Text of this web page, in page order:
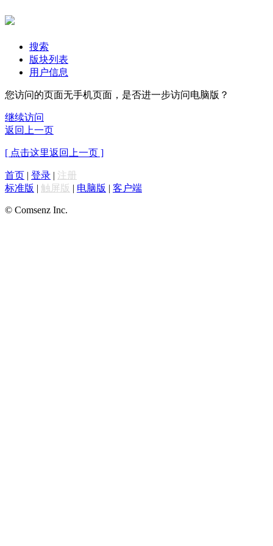
搜索
版块列表
用户信息
您访问的页面无手机页面，是否进一步访问电脑版？
继续访问
返回上一页
[ 点击这里返回上一页 ]
首页 | 登录 | 注册
标准版 | 触屏版 | 电脑版 | 客户端
© Comsenz Inc.